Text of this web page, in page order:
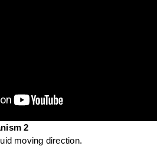
2
moving direction.